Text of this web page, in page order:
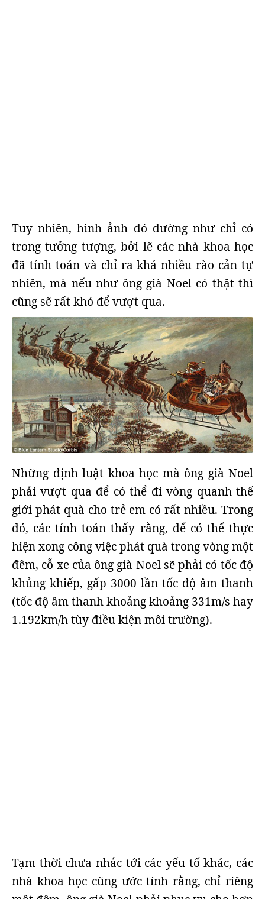
Tuy nhiên, hình ảnh đó dường như chỉ có
trong tưởng tượng, bởi lẽ các nhà khoa học
đã tính toán và chỉ ra khá nhiều rào cản tự
nhiên, mà nếu như ông già Noel có thật thì
cũng sẽ rất khó để vượt qua.
Những định luật khoa học mà ông già Noel
phải vượt qua để có thể đi vòng quanh thế
giới phát quà cho trẻ em có rất nhiều. Trong
đó, các tính toán thấy rằng, để có thể thực
hiện xong công việc phát quà trong vòng một
đêm, cỗ xe của ông già Noel sẽ phải có tốc độ
khủng khiếp, gấp 3000 lần tốc độ âm thanh
(tốc độ âm thanh khoảng khoảng 331m/s hay
1.192km/h tùy điều kiện môi trường).
Tạm thời chưa nhắc tới các yếu tố khác, các
nhà khoa học cũng ước tính rằng, chỉ riêng